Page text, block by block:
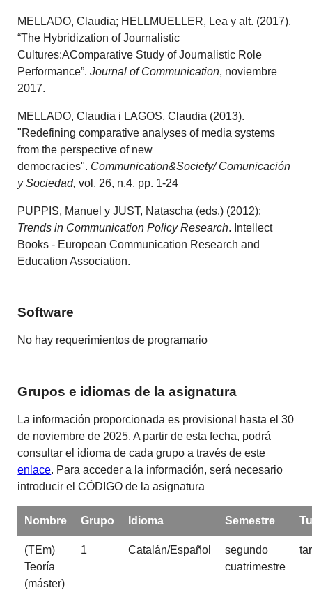
MELLADO, Claudia; HELLMUELLER, Lea y alt. (2017).
“The Hybridization of Journalistic
Cultures:AComparative Study of Journalistic Role
Performance”.Journal of Communication, noviembre
2017.
MELLADO, Claudia i LAGOS, Claudia (2013).
"Redefining comparative analyses of media systems
from the perspective of new
democracies". Communication&Society/ Comunicación
y Sociedad,vol. 26, n.4, pp. 1-24
PUPPIS, Manuel y JUST, Natascha (eds.) (2012):
Trends in Communication Policy Research. Intellect
Books - European Communication Research and
Education Association.
Software
No hay requerimientos de programario
Grupos e idiomas de la asignatura
La información proporcionada es provisional hasta el 30
de noviembre de 2025. A partir de esta fecha, podrá
consultar el idioma de cada grupo a través de este
enlace. Para acceder a la información, será necesario
introducir el CÓDIGO de la asignatura
Nombre Grupo Idioma Semestre
(TEm)
Teoría
(máster)
1 Catalán/Español
segundo
cuatrimestre